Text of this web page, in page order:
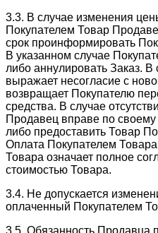
3.3. В случае изменения
Покупателем Товар
срок проинформировать
В указанном случае
либо аннулировать Заказ. В
выражает несогласие с
возвращает Покупателю
средства. В случае
Продавец вправе по
либо предоставить Товар
Оплата Покупателем
Товара означает полное
стоимостью Товара.
3.4. Не допускается
оплаченный Покупателем
3.5. Обязанность Продавца